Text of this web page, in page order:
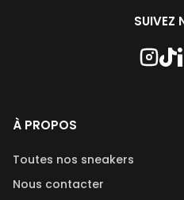
disponibles sur Second Step
SUIVEZ
À PROPOS
Toutes nos sneakers
Nous contacter